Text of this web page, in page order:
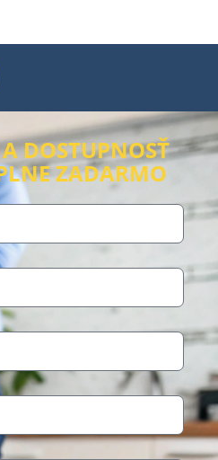
DOSTUPNOSŤ
ZADARMO